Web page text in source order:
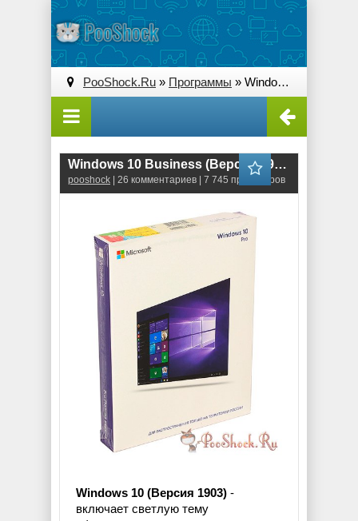
PooShock.Ru » Программы » Windows 10 Business (Версия 1903) x64
Windows 10 Business (Версия 1903) x64
pooshock | 26 комментариев | 7 745 просмотров
Windows 10 (Версия 1903) -
включает светлую тему